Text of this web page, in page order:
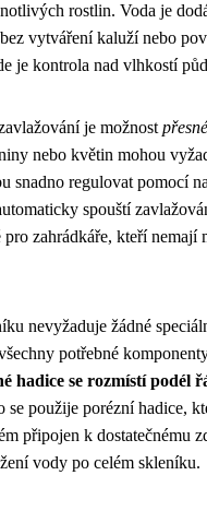
rostlin. Voda je
vytváření kaluží nebo
je kontrola nad vlhkostí
je možnost
nebo květin mohou
snadno regulovat pomocí
spouští
zahrádkáře, kteří nemají
nevyžaduje žádné
potřebné
hadice se rozmístí podél
se použije porézní hadice,
připojen k dostatečnému
vody po celém skleníku.